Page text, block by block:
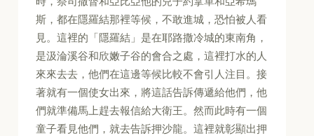
斯，都在隱羅結那裡等候，不敢進城，恐怕被人看
見。這裡的「隱羅結」是在耶路撒冷城的東南角，
是汲淪溪谷和欣嫩子谷的會合之處，這裡打水的人
來來去去，他們在這邊等候比較不會引人注目。接
著就有一個使女出來，將這話告訴傳遞給他們，他
們就準備馬上趕去報信給大衛王。然而此時有一個
童子看見他們，就去告訴押沙龍。這裡就彰顯出押